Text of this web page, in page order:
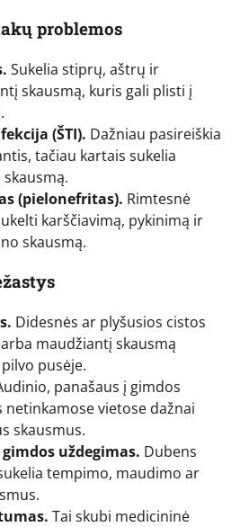
problemos
Sukelia stiprų, aštrų ir
skausmą, kuris gali plisti į
(ŠTI). Dažniau pasireiškia
tačiau kartais sukelia
(pielonefritas). Rimtesnė
karščiavimą, pykinimą ir
skausmą.
Didesnės ar plyšusios cistos
maudžiantį skausmą
pusėje.
panašaus į gimdos
netinkamose vietose dažnai
skausmus.
uždegimas. Dubens
tempimo, maudimo ar
Tai skubi medicininė